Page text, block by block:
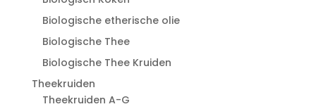
Biologische etherische olie
Biologische Thee
Biologische Thee Kruiden
Theekruiden
Theekruiden A-G